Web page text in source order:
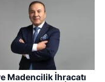
Madencilik İhracatı